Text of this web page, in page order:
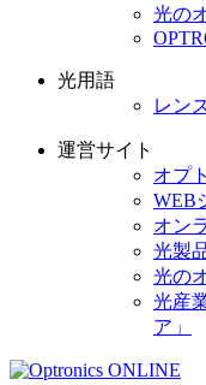
光の
光用語
レン
運営サイト
オプ
WEB
オン
光製
光の
光産
ア」